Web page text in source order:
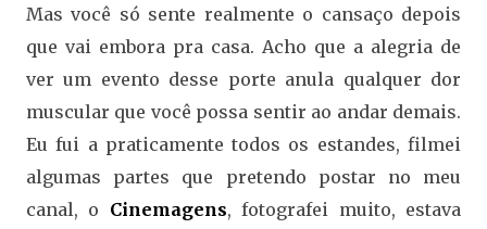
Mas você só sente realmente o cansaço depois
que vai embora pra casa. Acho que a alegria de
ver um evento desse porte anula qualquer dor
muscular que você possa sentir ao andar demais.
Eu fui a praticamente todos os estandes, filmei
algumas partes que pretendo postar no meu
canal, o Cinemagens, fotografei muito, estava